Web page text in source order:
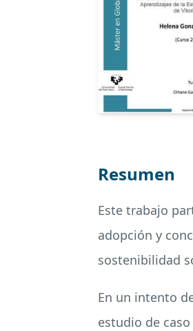
Resumen
Este trabajo
adopción y
sostenibilidad
En un intento
estudio de